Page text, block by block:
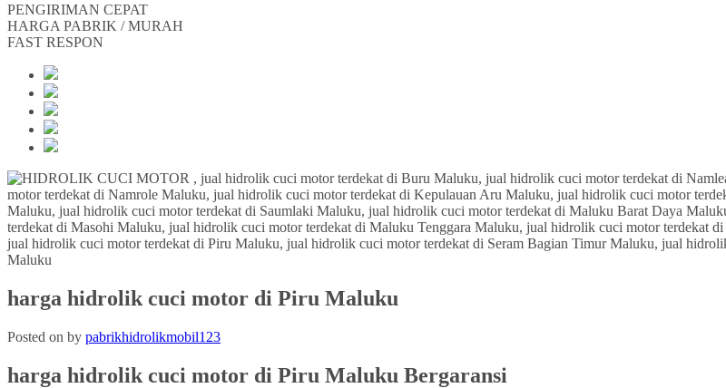
PENGIRIMAN CEPAT
HARGA PABRIK / MURAH
FAST RESPON
harga hidrolik cuci motor di Piru Maluku
Posted on by pabrikhidrolikmobil123
harga hidrolik cuci motor di Piru Maluku Bergaransi